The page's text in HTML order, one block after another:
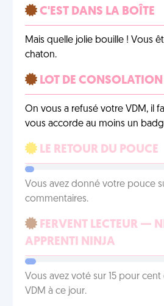
C'EST DANS LA BOÎTE
Mais quelle jolie bouille ! Vous
chaton.
LOT DE CONSOLATION
On vous a refusé votre VDM, il
vous accorde au moins un
LE RETOUR DU POUCE
Vous avez donné votre pouce
commentaires.
FERVENT LECTEUR —
APPRENTI NINJA
Vous avez voté sur 15 pour
VDM à ce jour.